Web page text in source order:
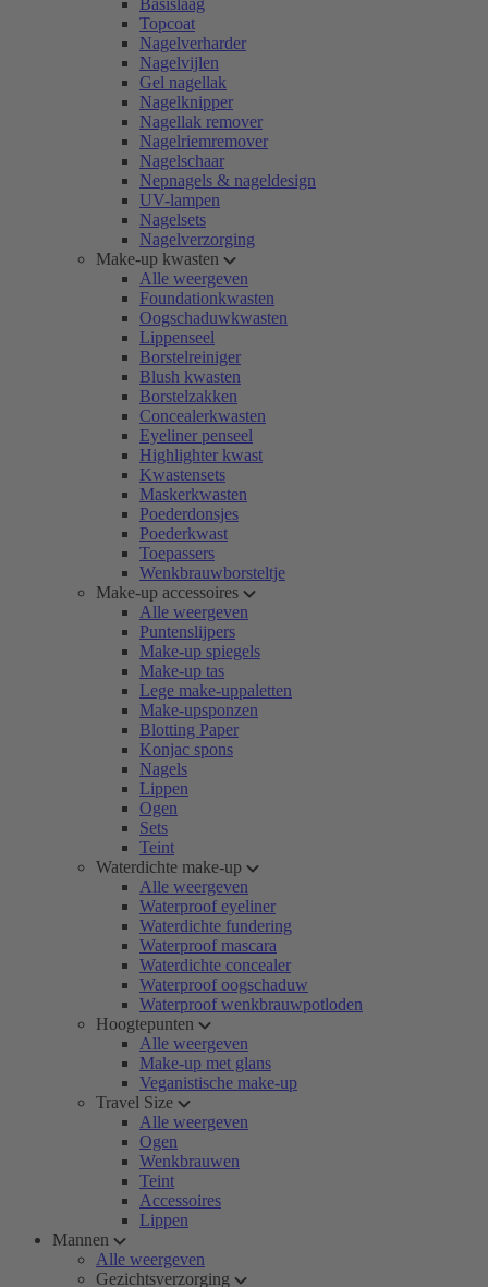
Basislaag
Topcoat
Nagelverharder
Nagelvijlen
Gel nagellak
Nagelknipper
Nagellak remover
Nagelriemremover
Nagelschaar
Nepnagels & nageldesign
UV-lampen
Nagelsets
Nagelverzorging
Make-up kwasten
Alle weergeven
Foundationkwasten
Oogschaduwkwasten
Lippenseel
Borstelreiniger
Blush kwasten
Borstelzakken
Concealerkwasten
Eyeliner penseel
Highlighter kwast
Kwastensets
Maskerkwasten
Poederdonsjes
Poederkwast
Toepassers
Wenkbrauwborsteltje
Make-up accessoires
Alle weergeven
Puntenslijpers
Make-up spiegels
Make-up tas
Lege make-uppaletten
Make-upsponzen
Blotting Paper
Konjac spons
Nagels
Lippen
Ogen
Sets
Teint
Waterdichte make-up
Alle weergeven
Waterproof eyeliner
Waterdichte fundering
Waterproof mascara
Waterdichte concealer
Waterproof oogschaduw
Waterproof wenkbrauwpotloden
Hoogtepunten
Alle weergeven
Make-up met glans
Veganistische make-up
Travel Size
Alle weergeven
Ogen
Wenkbrauwen
Teint
Accessoires
Lippen
Mannen
Alle weergeven
Gezichtsverzorging